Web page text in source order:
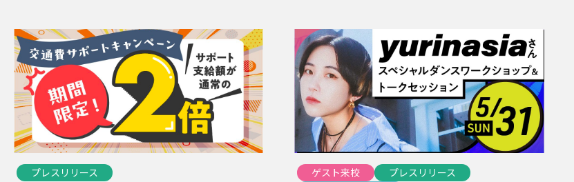
プレスリリース ゲスト来校
プレスリリース